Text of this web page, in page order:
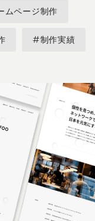
ムページ制作
#制作実績